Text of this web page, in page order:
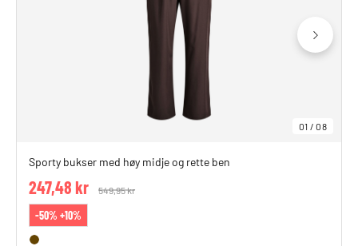
01 /08
Sporty bukser med høy midje og rette ben
Price reduced from
549,95 kr
247,48 kr
-50% +10%